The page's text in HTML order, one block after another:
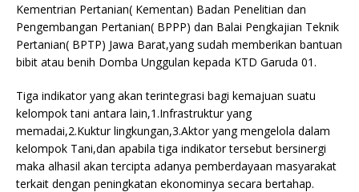
Kementrian Pertanian( Kementan) Badan Penelitian dan
Pengembangan Pertanian( BPPP) dan Balai Pengkajian Teknik
Pertanian( BPTP) Jawa Barat,yang sudah memberikan bantuan
bibit atau benih Domba Unggulan kepada KTD Garuda 01.
Tiga indikator yang akan terintegrasi bagi kemajuan suatu
kelompok tani antara lain,1.Infrastruktur yang
memadai,2.Kuktur lingkungan,3.Aktor yang mengelola dalam
kelompok Tani,dan apabila tiga indikator tersebut bersinergi
maka alhasil akan tercipta adanya pemberdayaan masyarakat
terkait dengan peningkatan ekonominya secara bertahap.